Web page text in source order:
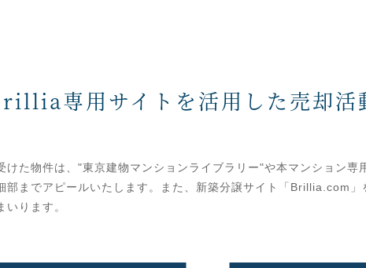
専用サイトを活用した売却活
けた物件は、"東京建物マンションライブラリー"や本マンション専
部までアピールいたします。また、新築分譲サイト「Brillia.com
ります。